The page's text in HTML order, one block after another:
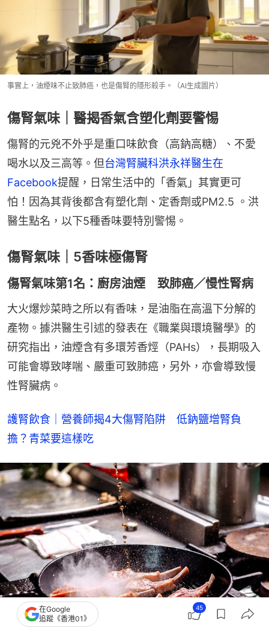
事實上，油煙味不止致肺癌，也是傷腎的隱形殺手。（AI生成圖片）
傷腎氣味｜醫揭香氣含塑化劑要警惕
傷腎的元兇不外乎是重口味飲食（高鈉高糖）、不愛
喝水以及三高等。但台灣腎臟科洪永祥醫生在
Facebook提醒，日常生活中的「香氣」其實更可
怕！因為其背後都含有塑化劑、定香劑或PM2.5 。洪
醫生點名，以下5種香味要特別警惕。
傷腎氣味｜5香味極傷腎
傷腎氣味第1名：廚房油煙 致肺癌／慢性腎病
大火爆炒菜時之所以有香味，是油脂在高溫下分解的
產物。據洪醫生引述的發表在《職業與環境醫學》的
研究指出，油煙含有多環芳香烴（PAHs），長期吸入
可能會導致哮喘、嚴重可致肺癌，另外，亦會導致慢
性腎臟病。
護腎飲食｜營養師揭4大傷腎陷阱　低鈉鹽增腎負
擔？青菜要這樣吃
在Google
追蹤《香港01》
45